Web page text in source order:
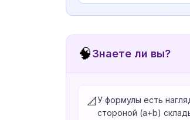
🧠Знаете ли вы?
📐У формулы есть
стороной (a+b)